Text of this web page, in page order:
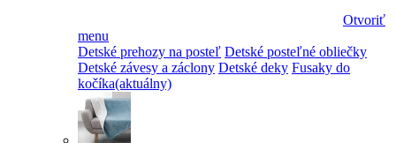
Otvoriť
menu
Detské prehozy na posteľ Detské posteľné obliečky
Detské závesy a záclony Detské deky Fusaky do
kočíka(aktuálny)